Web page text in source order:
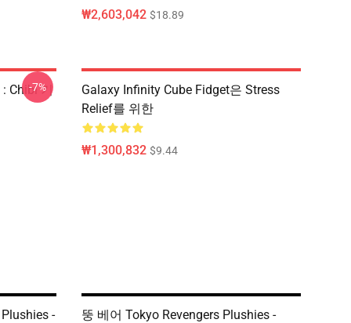
₩2,603,042 $18.89
Chibi 기
-7%
Galaxy Infinity Cube Fidget은 Stress
Relief를 위한
₩1,300,832 $9.44
-
뚱 베어 Tokyo Revengers Plushies -